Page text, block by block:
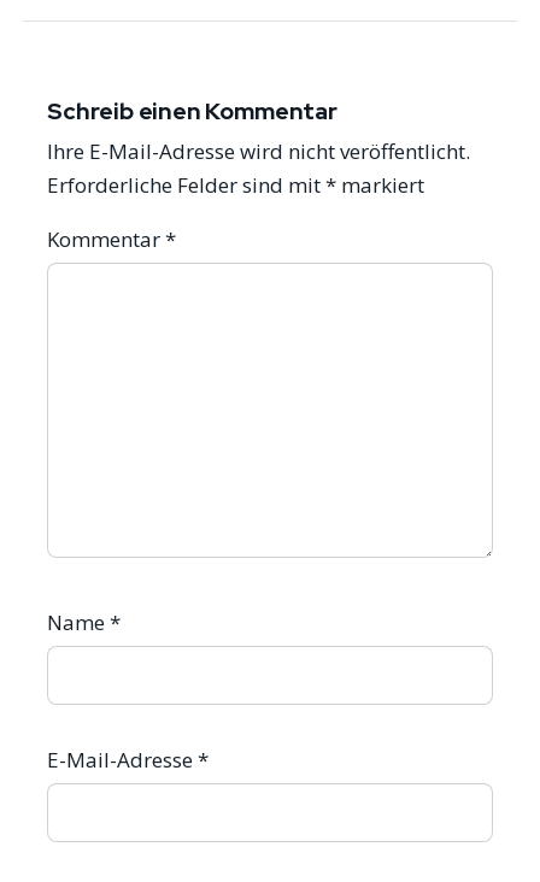
Schreib einen Kommentar
Ihre E-Mail-Adresse wird nicht veröffentlicht.
Erforderliche Felder sind mit* markiert
Kommentar*
Name*
E-Mail-Adresse*